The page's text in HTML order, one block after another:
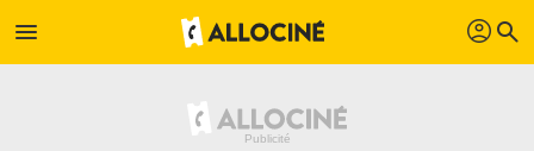
menu profil search